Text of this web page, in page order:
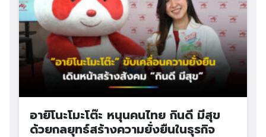
อายิโนะโมะโต๊ะ หนุนคนไทย กินดี มีสุข
ด้วยกลยุทธ์สร้างความยั่งยืนในธุรกิจ